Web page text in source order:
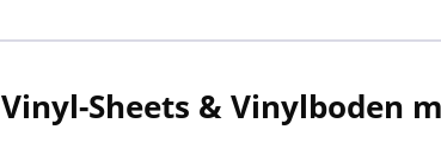
Vinyl-Sheets & Vinylboden